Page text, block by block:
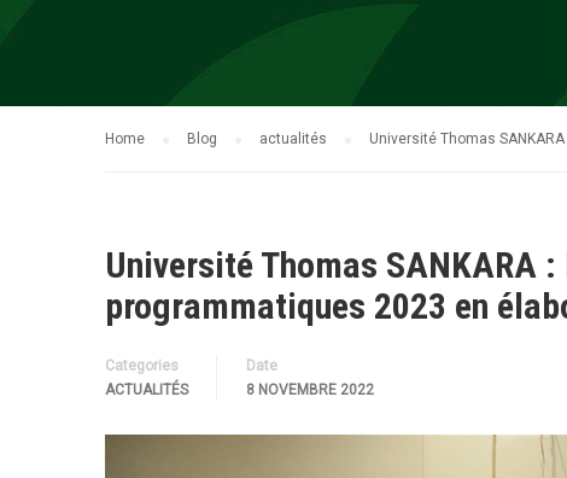
Home Blog actualités Université Thomas
Université Thomas SANKARA
programmatiques 2023 en
Categories
ACTUALITÉS
Date
8 NOVEMBRE 2022